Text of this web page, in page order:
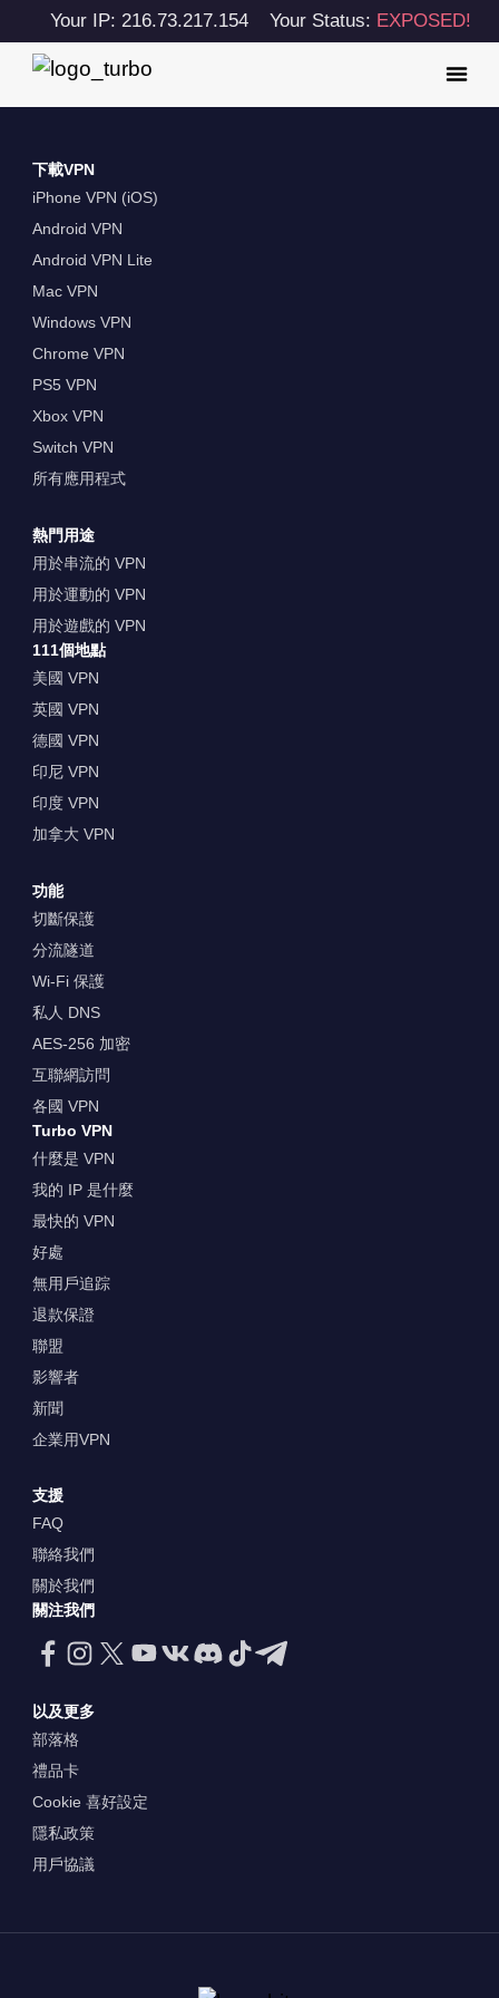
Your IP: 216.73.217.154 Your Status: EXPOSED!
下載VPN
iPhone VPN (iOS)
Android VPN
Android VPN Lite
Mac VPN
Windows VPN
Chrome VPN
PS5 VPN
Xbox VPN
Switch VPN
所有應用程式
熱門用途
用於串流的 VPN
用於運動的 VPN
用於遊戲的 VPN
111個地點
美國 VPN
英國 VPN
德國 VPN
印尼 VPN
印度 VPN
加拿大 VPN
功能
切斷保護
分流隧道
Wi-Fi 保護
私人 DNS
AES-256 加密
互聯網訪問
各國 VPN
Turbo VPN
什麼是 VPN
我的 IP 是什麼
最快的 VPN
好處
無用戶追踪
退款保證
聯盟
影響者
新聞
企業用VPN
支援
FAQ
聯絡我們
關於我們
關注我們
以及更多
部落格
禮品卡
Cookie 喜好設定
隱私政策
用戶協議